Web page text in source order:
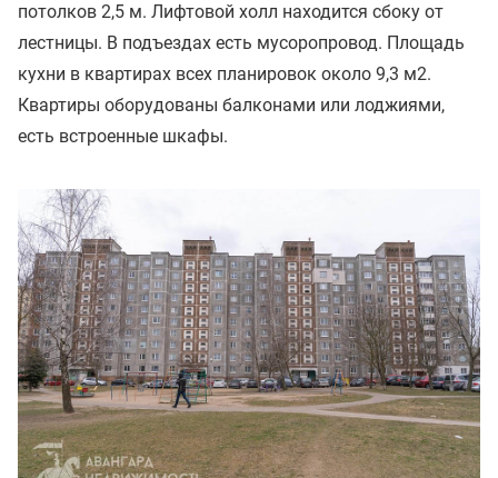
потолков 2,5 м. Лифтовой холл находится сбоку от
лестницы. В подъездах есть мусоропровод. Площадь
кухни в квартирах всех планировок около 9,3 м2.
Квартиры оборудованы балконами или лоджиями,
есть встроенные шкафы.